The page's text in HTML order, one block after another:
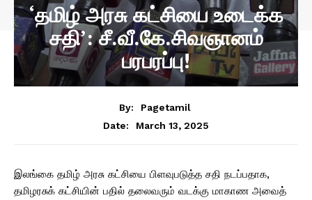
‘தமிழ் அரசு கட்சியை உடைக்க
சதி’: சீ.வீ.கே.சிவஞானம்
பரபரப்பு!
By:
Pagetamil
Date:
March 13, 2025
இலங்கை தமிழ் அரசு கட்சியை பிளவுபடுத்த சதி நடப்பதாக,
தமிழரசுக் கட்சியின் பதில் தலைவரும் வடக்கு மாகாண அவைத்